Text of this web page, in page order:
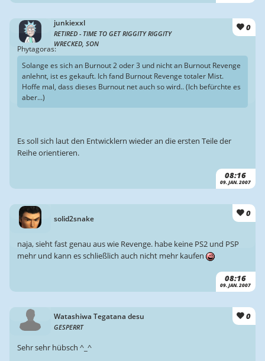
junkiexxl
RETIRED - TIME TO GET RIGGITY RIGGITY
WRECKED, SON
0
08:16
09. JAN. 2007
Phytagoras:
Solange es sich an Burnout 2 oder 3 und nicht an Burnout Revenge
anlehnt, ist es gekauft. Ich fand Burnout Revenge totaler Mist.
Hoffe mal, dass dieses Burnout net auch so wird.. (Ich befürchte es
aber...)
Es soll sich laut den Entwicklern wieder an die ersten Teile der
Reihe orientieren.
solid2snake
0
08:16
09. JAN. 2007
naja, sieht fast genau aus wie Revenge. habe keine PS2 und PSP
mehr und kann es schließlich auch nicht mehr kaufen
Watashiwa Tegatana desu
GESPERRT
0
Sehr sehr hübsch ^_^